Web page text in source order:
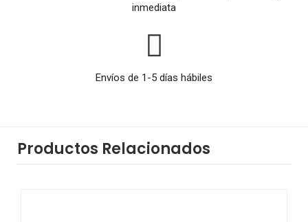
inmediata
Envíos de 1-5 días hábiles
Productos Relacionados